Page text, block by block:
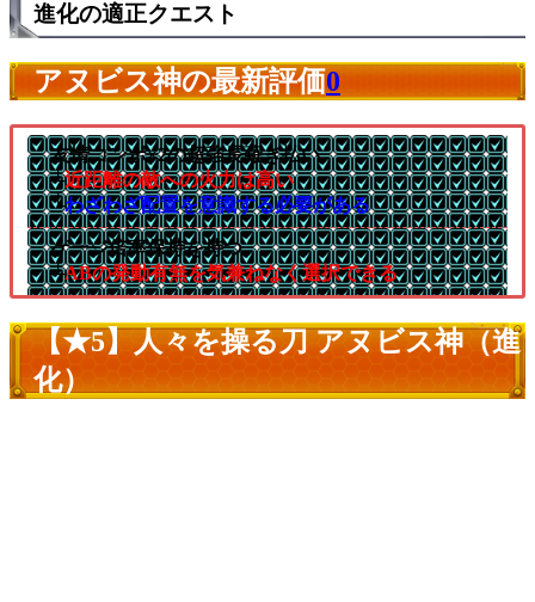
進化の適正クエスト
アヌビス神の最新評価0
友情コンボ×2の超強長薙ぎ払い
└近距離の敵への火力は高い
└わざわざ配置を意識する必要がある
ゲージ倍率保持を持つ
└ABの発動有無を気兼ねなく選択できる
【★5】人々を操る刀 アヌビス神（進
化）